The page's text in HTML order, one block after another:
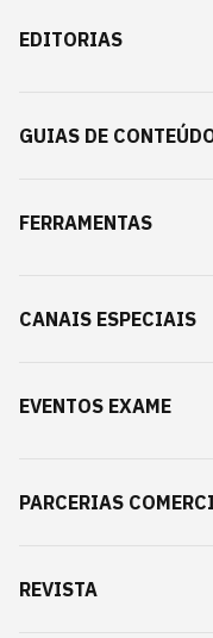
EDITORIAS
GUIAS DE
FERRAMENTAS
CANAIS ESPECIAIS
EVENTOS EXAME
PARCERIAS
REVISTA